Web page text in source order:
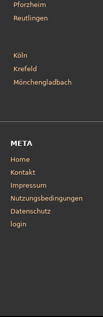
Pforzheim
Reutlingen
Köln
Krefeld
Mönchengladbach
META
Home
Kontakt
Impressum
Nutzungsbedingungen
Datenschutz
login